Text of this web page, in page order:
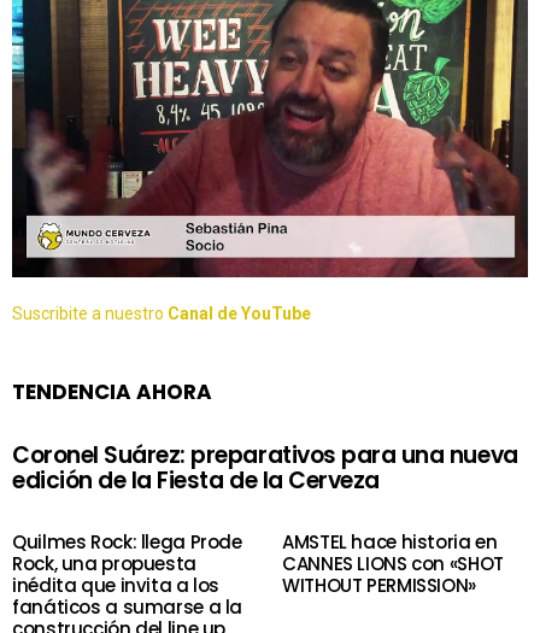
Suscribite a nuestro Canal de YouTube
TENDENCIA AHORA
Coronel Suárez: preparativos para una nueva
edición de la Fiesta de la Cerveza
Quilmes Rock: llega Prode
Rock, una propuesta
inédita que invita a los
fanáticos a sumarse a la
AMSTEL hace historia en
CANNES LIONS con «SHOT
WITHOUT PERMISSION»